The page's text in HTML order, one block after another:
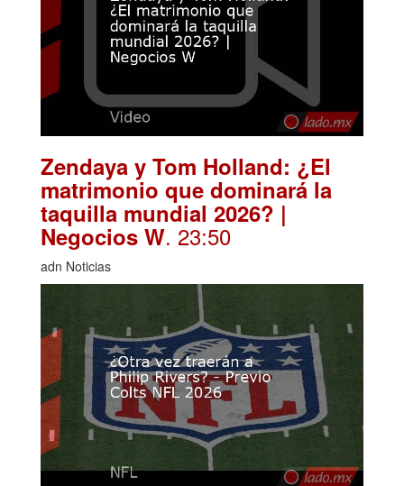
Zendaya y Tom Holland: ¿El
matrimonio que dominará la
taquilla mundial 2026? |
Negocios W. 23:50
adn Noticias